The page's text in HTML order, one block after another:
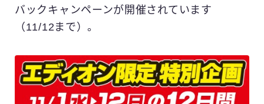
バックキャンペーンが開催されています
（11/12まで）。